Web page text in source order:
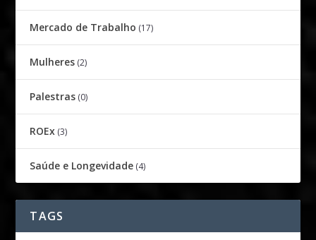
Mercado de Trabalho (17)
Mulheres (2)
Palestras (0)
ROEx (3)
Saúde e Longevidade (4)
TAGS